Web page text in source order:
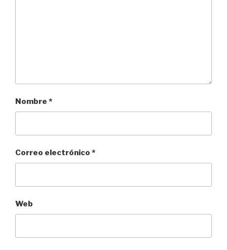
Nombre *
Correo electrónico *
Web